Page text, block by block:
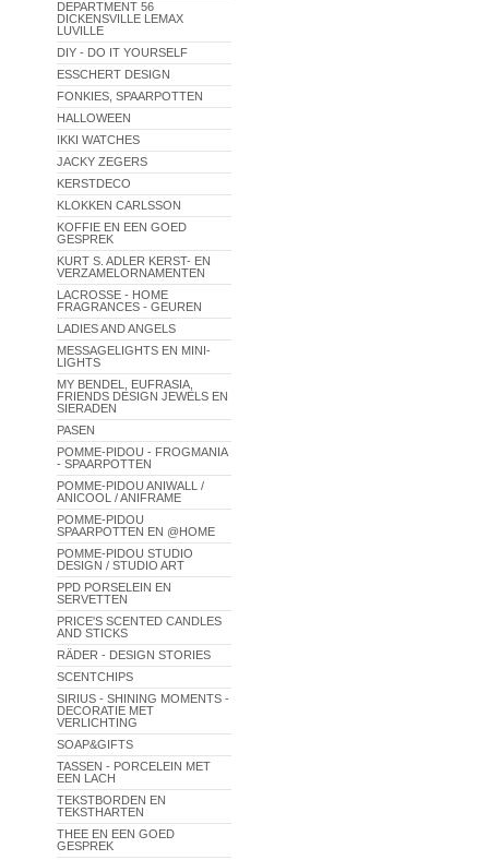
DEPARTMENT 56
DICKENSVILLE LEMAX
LUVILLE
DIY - DO IT YOURSELF
ESSCHERT DESIGN
FONKIES, SPAARPOTTEN
HALLOWEEN
IKKI WATCHES
JACKY ZEGERS
KERSTDECO
KLOKKEN CARLSSON
KOFFIE EN EEN GOED
GESPREK
KURT S. ADLER KERST- EN
VERZAMELORNAMENTEN
LACROSSE - HOME
FRAGRANCES - GEUREN
LADIES AND ANGELS
MESSAGELIGHTS EN MINI-
LIGHTS
MY BENDEL, EUFRASIA,
FRIENDS DESIGN JEWELS EN
SIERADEN
PASEN
POMME-PIDOU - FROGMANIA
- SPAARPOTTEN
POMME-PIDOU ANIWALL /
ANICOOL / ANIFRAME
POMME-PIDOU
SPAARPOTTEN EN @HOME
POMME-PIDOU STUDIO
DESIGN / STUDIO ART
PPD PORSELEIN EN
SERVETTEN
PRICE'S SCENTED CANDLES
AND STICKS
RÄDER - DESIGN STORIES
SCENTCHIPS
SIRIUS - SHINING MOMENTS -
DECORATIE MET
VERLICHTING
SOAP&GIFTS
TASSEN - PORCELEIN MET
EEN LACH
TEKSTBORDEN EN
TEKSTHARTEN
THEE EN EEN GOED
GESPREK